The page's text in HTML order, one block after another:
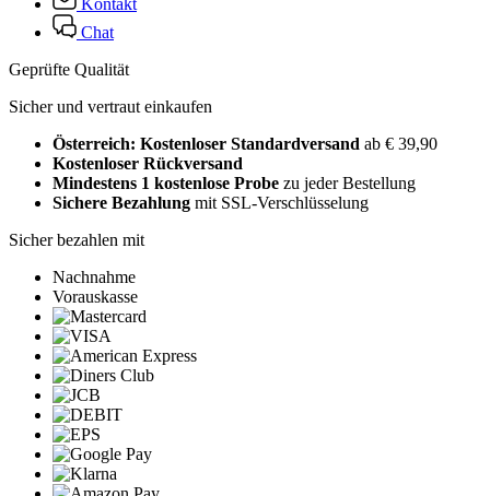
Chat
Geprüfte Qualität
Sicher und vertraut einkaufen
Österreich: Kostenloser Standardversand ab € 39,90
Kostenloser Rückversand
Mindestens 1 kostenlose Probe zu jeder Bestellung
Sichere Bezahlung mit SSL-Verschlüsselung
Sicher bezahlen mit
Nachnahme
Vorauskasse